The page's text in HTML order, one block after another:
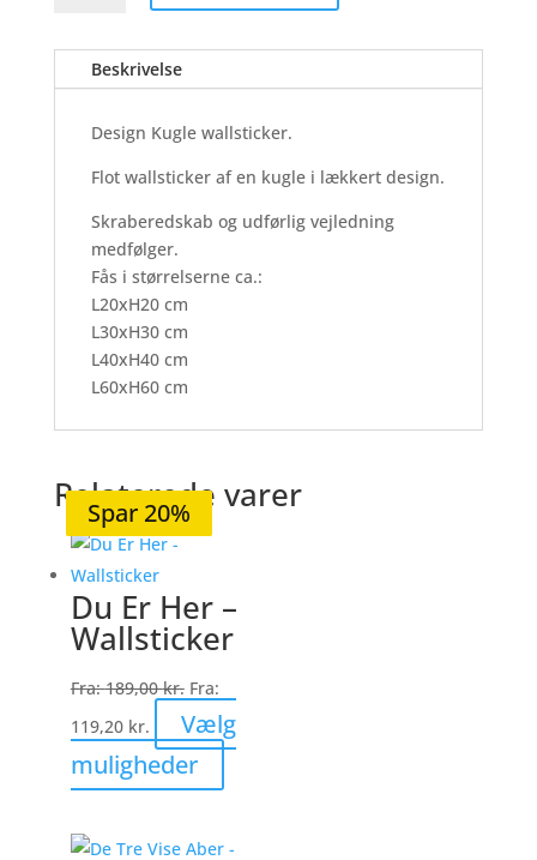
antalBeskrivelse
Design Kugle wallsticker.
Flot wallsticker af en kugle i lækkert design.
Skraberedskab og udførlig vejledning
medfølger.
Fås i størrelserne ca.:
L20xH20 cm
L30xH30 cm
L40xH40 cm
L60xH60 cm
Relaterede varer
Spar 36%
Du Er Her –
Wallsticker
Fra:189,00kr. Fra:
119,20 kr.
Vælg
muligheder
vare
flere
Spar 20%
Spar 20%
Spar 20%
Spar 20%